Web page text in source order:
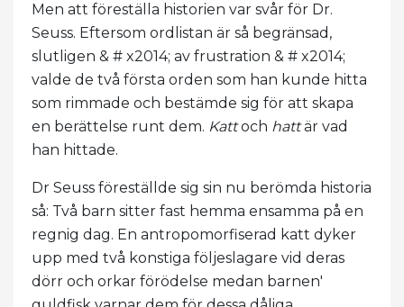
Men att föreställa historien var svår för Dr.
Seuss. Eftersom ordlistan är så begränsad,
slutligen & # x2014; av frustration & # x2014;
valde de två första orden som han kunde hitta
som rimmade och bestämde sig för att skapa
en berättelse runt dem. Kattoch hattär vad
han hittade.
Dr Seuss föreställde sig sin nu berömda historia
så: Två barn sitter fast hemma ensamma på en
regnig dag. En antropomorfiserad katt dyker
upp med två konstiga följeslagare vid deras
dörr och orkar förödelse medan barnen'